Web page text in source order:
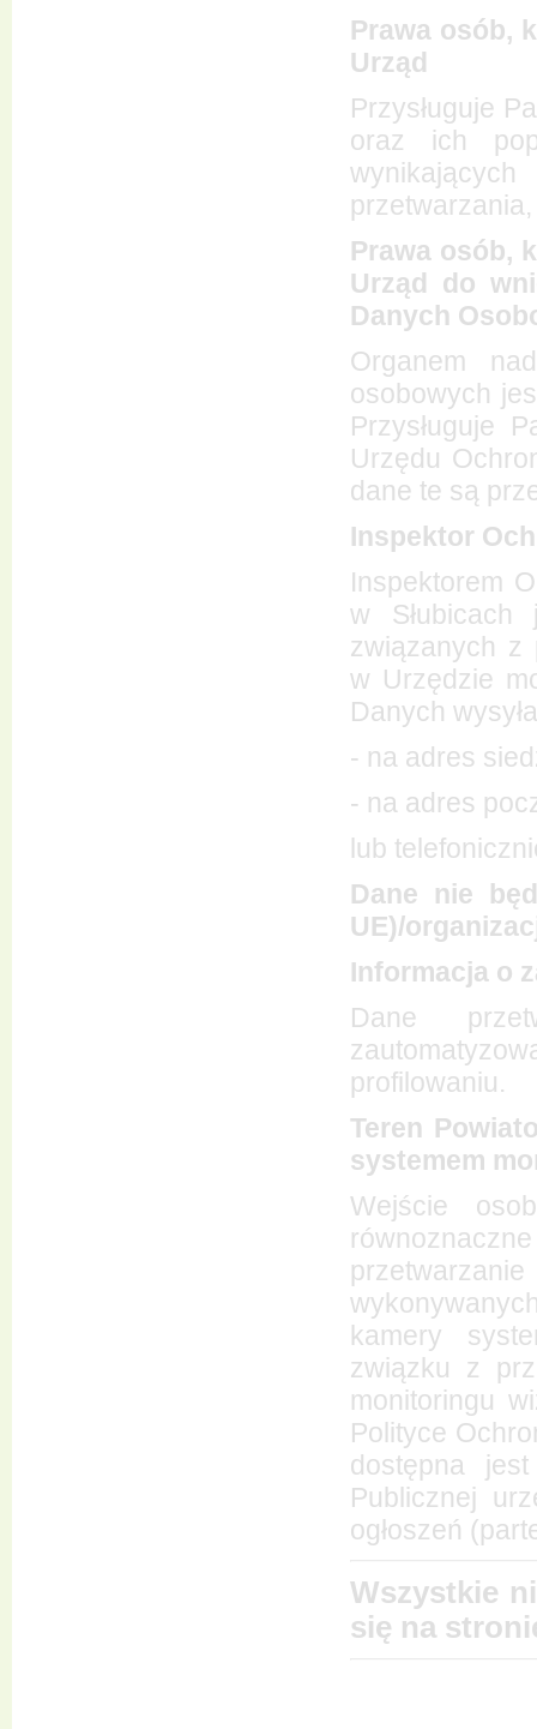
Prawa osób,
Urząd
Przysługuje
oraz ich
Prawa osób,
Urząd do
Danych
Organem
osobowych
Przysługuje
Urzędu
dane te są
Inspektor
Inspektorem
w
związanych z
w Urzędzie
Danych
- na adres
- na adres
lub
Dane nie
UE)/
Informacja o
Dane
profilowaniu.
Teren
systemem
Wejście
kamery
związku z
monitoringu
Polityce
dostępna
Publicznej
ogłoszeń
Wszystkie
się na